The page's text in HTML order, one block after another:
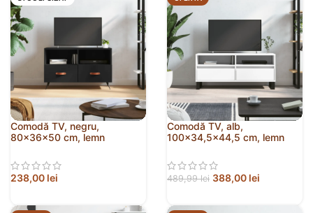
Comodă TV, negru,
80x36x50 cm, lemn
238,00 lei
Comodă TV, alb,
100×34,5×44,5 cm, lemn
489,99lei 388,00 lei